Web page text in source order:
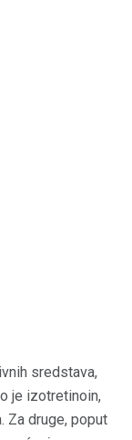
sredstava,
je izotretinoin,
Za druge, poput